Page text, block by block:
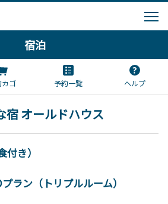
宿泊
カゴ 予約一覧 ヘルプ
宿 オールドハウス
き）
ラン（トリプルルーム）